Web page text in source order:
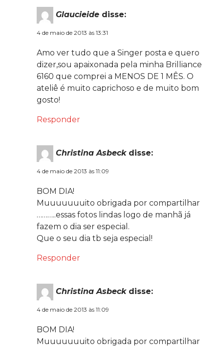
Glaucieide disse:
4 de maio de 2013 às 13:31
Amo ver tudo que a Singer posta e quero
dizer,sou apaixonada pela minha Brilliance
6160 que comprei a MENOS DE 1 MÊS. O
ateliê é muito caprichoso e de muito bom
gosto!
Responder
Christina Asbeck disse:
4 de maio de 2013 às 11:09
BOM DIA!
Muuuuuuuito obrigada por compartilhar
………..essas fotos lindas logo de manhã já
fazem o dia ser especial.
Que o seu dia tb seja especial!
Responder
Christina Asbeck disse:
4 de maio de 2013 às 11:09
BOM DIA!
Muuuuuuuito obrigada por compartilhar